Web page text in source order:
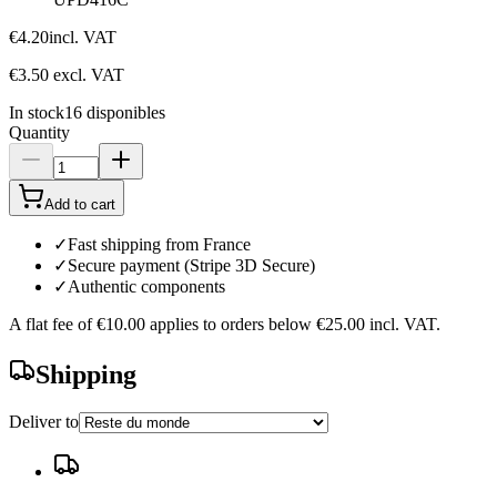
€4.20incl. VAT
€3.50 excl. VAT
In stock16 disponibles
Quantity
Add to cart
✓Fast shipping from France
✓Secure payment (Stripe 3D Secure)
✓Authentic components
A flat fee of €10.00 applies to orders below €25.00 incl. VAT.
Shipping
Deliver to